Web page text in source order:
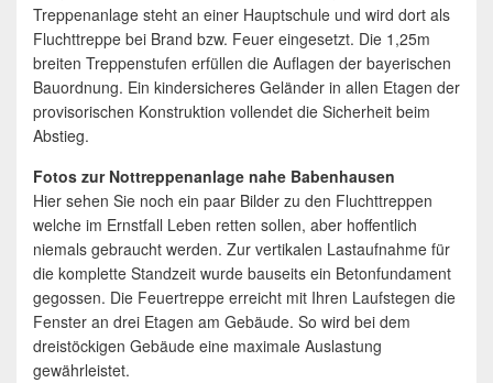
Treppenanlage steht an einer Hauptschule und wird dort als
Fluchttreppe bei Brand bzw. Feuer eingesetzt. Die 1,25m
breiten Treppenstufen erfüllen die Auflagen der bayerischen
Bauordnung. Ein kindersicheres Geländer in allen Etagen der
provisorischen Konstruktion vollendet die Sicherheit beim
Abstieg.
Fotos zur Nottreppenanlage nahe Babenhausen
Hier sehen Sie noch ein paar Bilder zu den Fluchttreppen
welche im Ernstfall Leben retten sollen, aber hoffentlich
niemals gebraucht werden. Zur vertikalen Lastaufnahme für
die komplette Standzeit wurde bauseits ein Betonfundament
gegossen. Die Feuertreppe erreicht mit Ihren Laufstegen die
Fenster an drei Etagen am Gebäude. So wird bei dem
dreistöckigen Gebäude eine maximale Auslastung
gewährleistet.